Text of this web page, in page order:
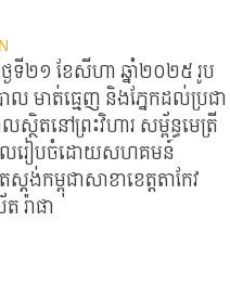
ៃទី២១ ខែសីហា ឆ្នាំ២០២៥ រូប
ល មាត់ធ្មេញ និងភ្នែកដល់ប្រជា
តនៅព្រះវិហារ សម្ព័ន្ធមេត្រី
ែលរៀបចំដោយសហគមន៍
កម្ពុជាសាខាខេត្តតាកែវ
រ៉ាផា